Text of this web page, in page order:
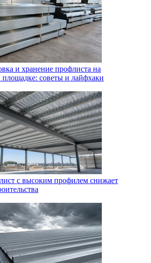
и хранение профлиста на
площадке: советы и лайфхаки
с высоким профилем снижает